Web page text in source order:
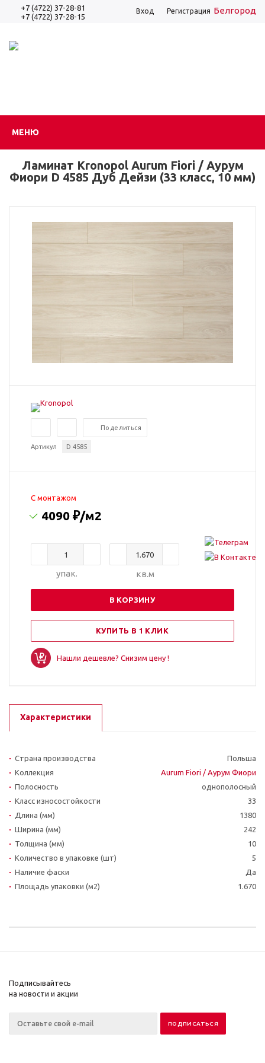
+7 (4722) 37-28-81
+7 (4722) 37-28-15
Белгород
Вход Регистрация
МЕНЮ
Ламинат Kronopol Aurum Fiori / Аурум
Фиори D 4585 Дуб Дейзи (33 класс, 10 мм)
Поделиться
Артикул D 4585
C монтажом
4090 ₽/м2
упак. кв.м
В КОРЗИНУ
КУПИТЬ В 1 КЛИК
Нашли дешевле? Снизим цену !
Характеристики
Страна производства
Польша
Коллекция
Aurum Fiori / Аурум Фиори
Полосность
однополосный
Класс износостойкости
33
Длина (мм)
1380
Ширина (мм)
242
Толщина (мм)
10
Количество в упаковке (шт)
5
Наличие фаски
Да
Площадь упаковки (м2)
1.670
Подписывайтесь
на новости и акции